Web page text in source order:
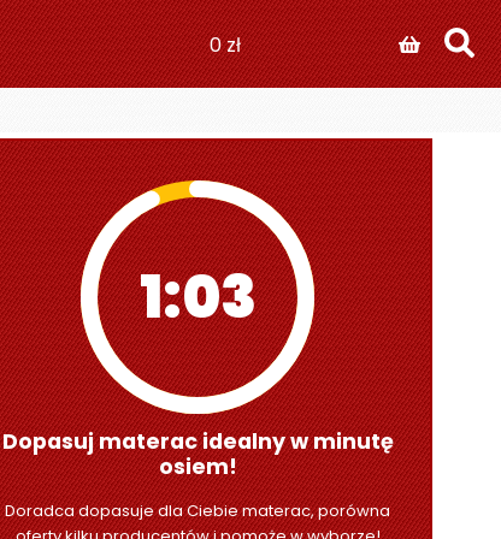
0zł
1:01
Dopasuj materac idealny w minutę
osiem!
Doradca dopasuje dla Ciebie materac, porówna